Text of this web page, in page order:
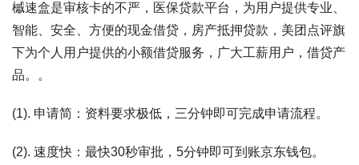
槭速盒是审核卡的不严，医保贷款平台，为用户提供专业、
智能、安全、方便的现金借贷，房产抵押贷款，美团点评旗
下为个人用户提供的小额借贷服务，广大工薪用户，借贷产
品。。
(1). 申请简：资料要求极低，三分钟即可完成申请流程。
(2). 速度快：最快30秒审批，5分钟即可到账京东钱包。